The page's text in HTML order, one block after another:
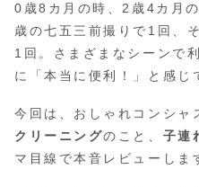
0歳8カ月の時、2歳4カ月
歳の七五三前撮りで1回、
1回。さまざまなシーンで
に「本当に便利！」と感じ
今回は、おしゃれコンシャ
クリーニングのこと、 子連
マ目線で本音レビューしま